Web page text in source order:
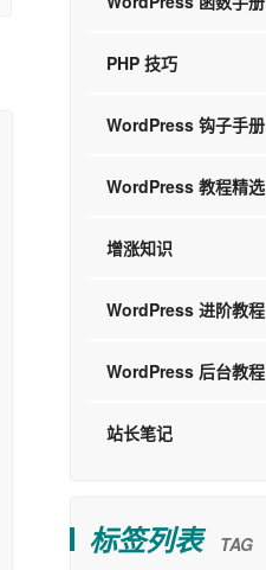
PHP 技巧
WordPress 钩子手册
WordPress 教程精选
增涨知识
WordPress 进阶教程
WordPress 后台教程
站长笔记
标签列表 TAG